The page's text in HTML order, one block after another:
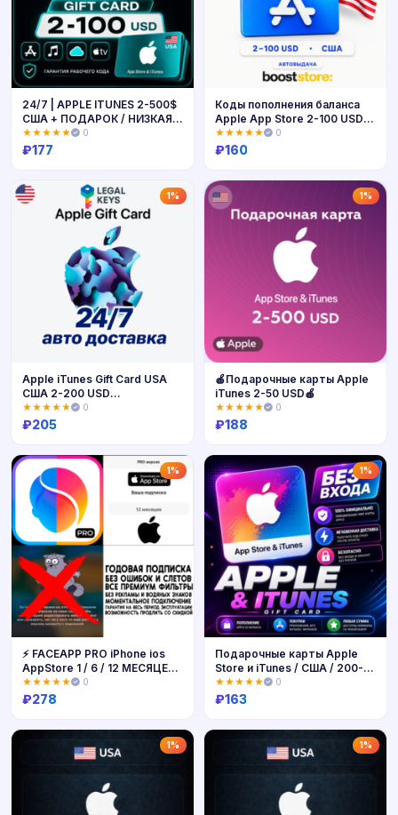
Купить
24/7 | APPLE ITUNES 2-500$
США + ПОДАРОК / НИЗКАЯ
ЦЕНА
★★★★★ 0
₽177
Коды пополнения баланса
Apple App Store 2-100 USD |
АВТОВЫДАЧА
★★★★★ 0
₽160
1%
Купить
Apple iTunes Gift Card USA
США 2-200 USD
МГНОВЕННО
★★★★★ 0
₽205
1%
Купить
🍎Подарочные карты Apple
iTunes 2-50 USD🍎
★★★★★ 0
₽188
1%
⚡ FACEAPP PRO iPhone ios
AppStore 1 / 6 / 12 МЕСЯЦЕВ
iPhone FACE APP
★★★★★ 0
₽278
1%
Подарочные карты Apple
Store и iTunes / США / 200-
300$ - быстрая доставка
★★★★★ 0
₽163
1% 1%